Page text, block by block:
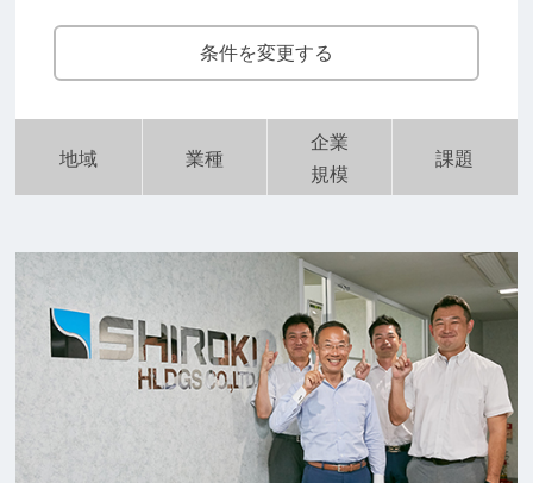
条件を変更する
地域 業種
企業
規模
課題